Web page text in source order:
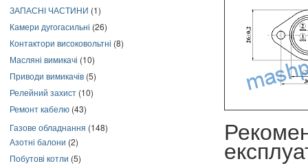
ЗАПАСНІ ЧАСТИНИ (1)
Камери дугогасильні (26)
Контактори високовольтні (8)
Масляні вимикачі (10)
Приводи вимикачів (5)
Релейний захист (10)
Ремонт кабелю (43)
Газове обладнання (148)
Азотні балони (2)
Побутові котли (5)